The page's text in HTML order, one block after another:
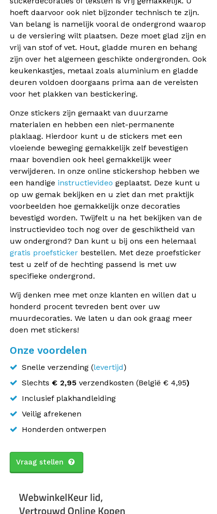
hoeft daarvoor ook niet bijzonder technisch te zijn.
Van belang is namelijk vooral de ondergrond waarop
u de versiering wilt plaatsen. Deze moet glad zijn en
vrij van stof of vet. Hout, gladde muren en behang
zijn over het algemeen geschikte ondergronden. Ook
keukenkastjes, metaal zoals aluminium en gladde
deuren voldoen doorgaans prima aan de vereisten
voor het plakken van bestickering.
Onze stickers zijn gemaakt van duurzame
materialen en hebben een niet-permanente
plaklaag. Hierdoor kunt u de stickers met een
vloeiende beweging gemakkelijk zelf bevestigen
maar bovendien ook heel gemakkelijk weer
verwijderen. In onze online stickershop hebben we
een handige instructievideo geplaatst. Deze kunt u
op uw gemak bekijken en u ziet dan met praktijk
voorbeelden hoe gemakkelijk onze decoraties
bevestigd worden. Twijfelt u na het bekijken van de
instructievideo toch nog over de geschiktheid van
uw ondergrond? Dan kunt u bij ons een helemaal
gratis proefsticker bestellen. Met deze proefsticker
test u zelf of de hechting passend is met uw
specifieke ondergrond.
Wij denken mee met onze klanten en willen dat u
honderd procent tevreden bent over uw
muurdecoraties. We laten u dan ook graag meer
doen met stickers!
Onze voordelen
Snelle verzending (levertijd)
Slechts € 2,95 verzendkosten (België € 4,95)
Inclusief plakhandleiding
Veilig afrekenen
Honderden ontwerpen
Vraag stellen